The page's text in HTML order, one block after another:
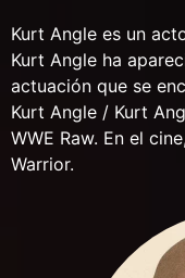
Kurt Angle es un
Kurt Angle ha
actuación que se
Kurt Angle / Kurt
WWE Raw. En el
Warrior.